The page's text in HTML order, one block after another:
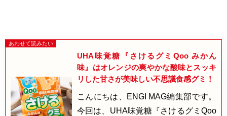
UHA味覚糖『さけるグミQoo みかん
味』はオレンジの爽やかな酸味とスッキ
リした甘さが美味しい不思議食感グミ！
こんにちは、ENGI MAG編集部です。
今回は、UHA味覚糖『さけるグミQoo